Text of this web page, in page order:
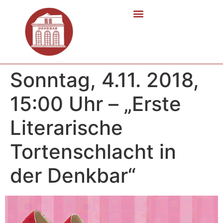
Sonntag, 4.11. 2018,
15:00 Uhr – „Erste
Literarische
Tortenschlacht in
der Denkbar“